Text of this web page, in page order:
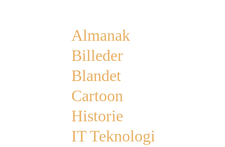
Almanak
Billeder
Blandet
Cartoon
Historie
IT Teknologi